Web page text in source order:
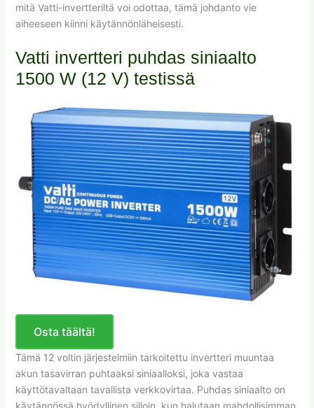
mitä Vatti-invertteriltä voi odottaa, tämä johdanto vie
aiheeseen kiinni käytännönläheisesti.
Vatti invertteri puhdas siniaalto
1500 W (12 V) testissä
Osta täältä!
Tämä 12 voltin järjestelmiin tarkoitettu invertteri muuntaa
akun tasavirran puhtaaksi siniaalloksi, joka vastaa
käyttötavaltaan tavallista verkkovirtaa. Puhdas siniaalto on
käytännössä hyödyllinen silloin, kun halutaan mahdollisimman